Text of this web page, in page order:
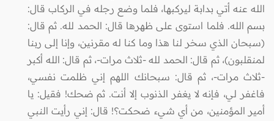
الله عنه أتي بدابة ليركبها، فلما وضع رجله في الركاب قال:
بسم الله. فلما استوى على ظهرها قال: الحمد لله. ثم قال:
(سبحان الذي سخر لنا هذا وما كنا له مقرنين، وإنا إلى ربنا
لمنقلبون)، ثم قال: الحمد لله -ثلاث مرات-، ثم قال: الله أكبر
-ثلاث مرات-، ثم قال: سبحانك اللهم إني ظلمت نفسي،
فاغفر لي، فإنه لا يغفر الذنوب إلا أنت. ثم ضحك! فقيل: يا
أمير المؤمنين، من أي شيء ضحكت؟! قال: إني رأيت النبي